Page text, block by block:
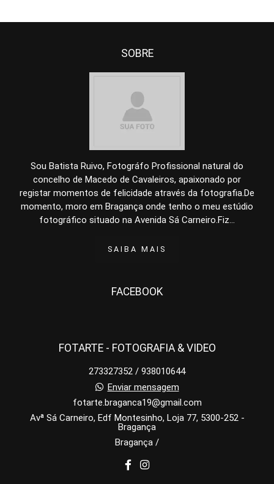
SOBRE
Sou Batista Ruivo, Fotográfo Profissional natural do
concelho de Macedo de Cavaleiros, apaixonado por
registar momentos de felicidade através da fotografia.De
momento, moro em Bragança onde tenho o meu estúdio
fotográfico situado na Avenida Sá Carneiro.Fiz...
SAIBA MAIS
FACEBOOK
FOTARTE - FOTOGRAFIA & VIDEO
273327352 / 938010644
Enviar mensagem
fotarte.braganca19@gmail.com
Avª Sá Carneiro, Edf Montesinho, Loja 77, 5300-252 -
Bragança
Bragança /